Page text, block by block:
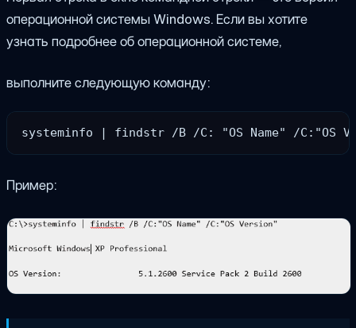
операционной системы Windows. Если вы хотите
узнать подробнее об операционной системе,
выполните следующую команду:
systeminfo | findstr /B /C: "OS Name" /C:"OS
Пример: